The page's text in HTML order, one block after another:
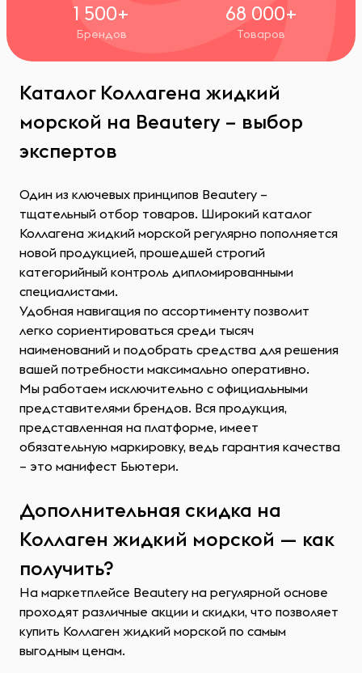
1 500+
Брендов
68 000+
Товаров
Каталог Коллагена жидкий
морской на Beautery – выбор
экспертов
Один из ключевых принципов Beautery –
тщательный отбор товаров. Широкий каталог
Коллагена жидкий морской регулярно пополняется
новой продукцией, прошедшей строгий
категорийный контроль дипломированными
специалистами.
Удобная навигация по ассортименту позволит
легко сориентироваться среди тысяч
наименований и подобрать средства для решения
вашей потребности максимально оперативно.
Мы работаем исключительно с официальными
представителями брендов. Вся продукция,
представленная на платформе, имеет
обязательную маркировку, ведь гарантия качества
– это манифест Бьютери.
Дополнительная скидка на
Коллаген жидкий морской — как
получить?
На маркетплейсе Beautery на регулярной основе
проходят различные акции и скидки, что позволяет
купить Коллаген жидкий морской по самым
выгодным ценам.